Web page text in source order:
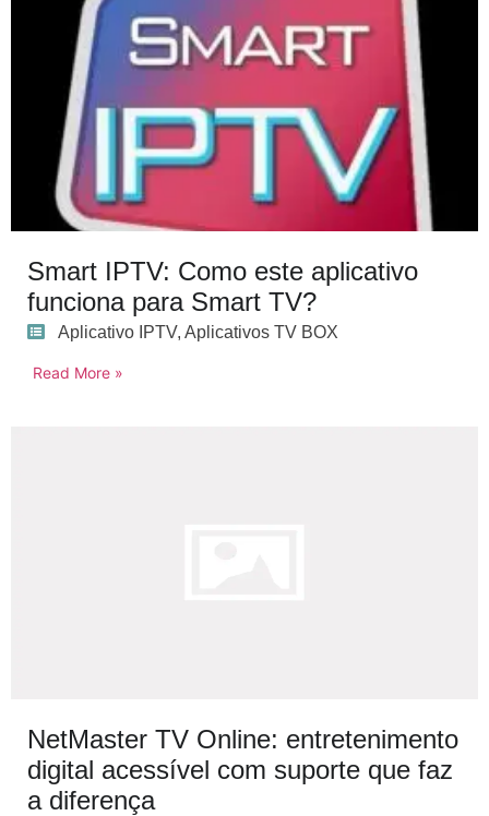
Smart IPTV: Como este aplicativo
funciona para Smart TV?
Aplicativo IPTV, Aplicativos TV BOX
Read More »
NetMaster TV Online: entretenimento
digital acessível com suporte que faz
a diferença